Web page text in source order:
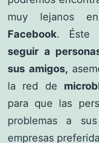
muy lejanos
Facebook. Éste
seguir a
sus amigos,
la red de
para que las
problemas a
empresas